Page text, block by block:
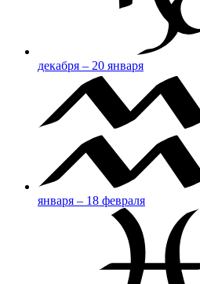
декабря – 20 января
января – 18 февраля